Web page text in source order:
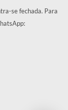
se fechada. Para